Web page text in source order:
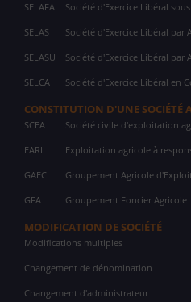
SELAFA Société d'Exercice Libéral
SELAS Société d'Exercice Libéral par
SELASU Société d'Exercice Libéral
SELCA Société d'Exercice Libéral en
CONSTITUTION D'UNE SOCIÉTÉ
SCEA Société civile d'exploitation
EARL Exploitation agricole à
GAEC Groupement Agricole
GFA Groupement Foncier Agricole
MODIFICATION DE SOCIÉTÉ
Modifications multiples
Changement de dénomination
Changement d'administrateur